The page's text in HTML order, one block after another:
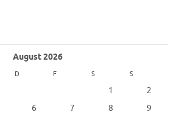
August 2026
D F S S
1
2
6 7 8
9